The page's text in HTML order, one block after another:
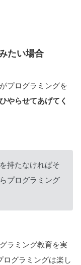
たい場合
プログラミングを
やらせてあげてく
持たなければそ
プログラミング
ラミング教育を実
ログラミングは楽し